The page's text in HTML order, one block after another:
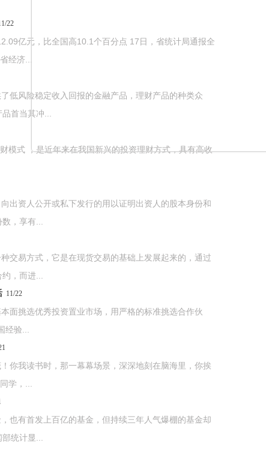
22
亿元，比全国高10.1个百分点 17日，省统计局通报全
经济...
低风险稳定收入回报的金融产品，理财产品的种类众
首当其冲...
模式 ，是近年来在我国新兴的投资理财方式，具有高收
出资人公开或私下发行的用以证明出资人的股本身份和
，享有...
交易方式，它是在现货交易的基础上发展起来的，通过
，而进...
11/22
挑选优秀投资置业市场，用严格的标准挑选合作伙
验...
你我读书时，那一幕幕场景，深深地刻在脑海里，你挨
学，...
也有首发上百亿的基金，但持续三年人气爆棚的基金却
统计显...